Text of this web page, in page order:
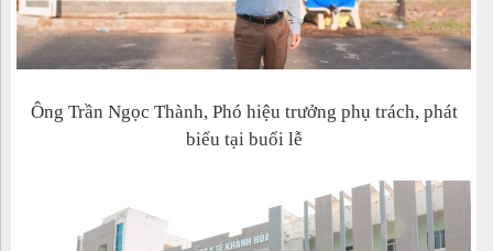
Ông Trần Ngọc Thành, Phó hiệu trưởng phụ trách, phát
biểu tại buổi lễ